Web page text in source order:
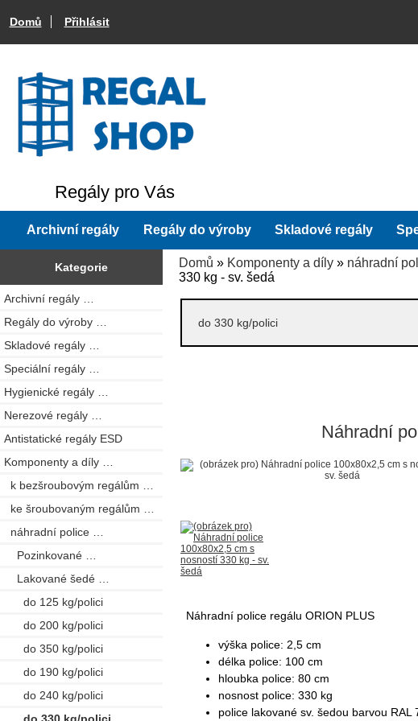
Domů Přihlásit
Regály pro Vás
Archivní regály Regály do výroby Skladové regály
Kategorie
Archivní regály …
Regály do výroby …
Skladové regály …
Speciální regály …
Hygienické regály …
Nerezové regály …
Antistatické regály ESD
Komponenty a díly …
k bezšroubovým regálům …
ke šroubovaným regálům …
náhradní police …
Pozinkované …
Lakované šedé …
do 125 kg/polici
do 200 kg/polici
do 350 kg/polici
do 190 kg/polici
do 240 kg/polici
Domů » Komponenty a díly » náhradní
330 kg - sv. šedá
do 330 kg/polici
Náhradní
Náhradní police regálu ORION PLUS
výška police: 2,5 cm
délka police: 100 cm
hloubka police: 80 cm
nosnost police: 330 kg
police lakované sv. šedou barvou RAL